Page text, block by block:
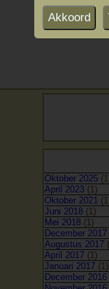
Oktober 2025
April 2023 (1)
Oktober 2021
Juni 2018 (1)
Mei 2018 (1)
December 2017
Augustus 2017
April 2017 (1)
Januari 2017 (1)
December 2016
Akkoord